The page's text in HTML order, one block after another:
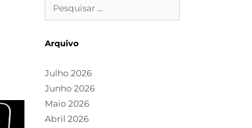
Arquivo
Julho 2026
Junho 2026
Maio 2026
Abril 2026